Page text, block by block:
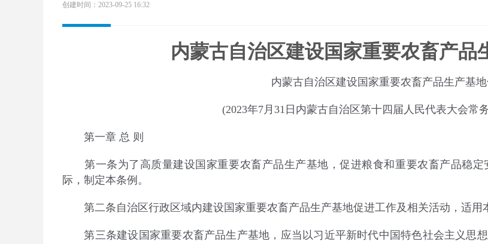
内蒙古自治区建设国家重要农畜产品
内蒙古自治区建设国家重要农畜产品生产基地
(2023年7月 31 日内蒙古自治区第十四届人民代表大会常
第一章 总 则
第一条为了高质量建设国家重要农畜产品生产基地，促进粮食和重要农畜产品稳定
际，制定本条例。
第二条自治区行政区域内建设国家重要农畜产品生产基地促进工作及相关活动，适用
第三条建设国家重要农畜产品生产基地，应当以习近平新时代中国特色社会主义思
创建时间： 2023-09-25 16:32